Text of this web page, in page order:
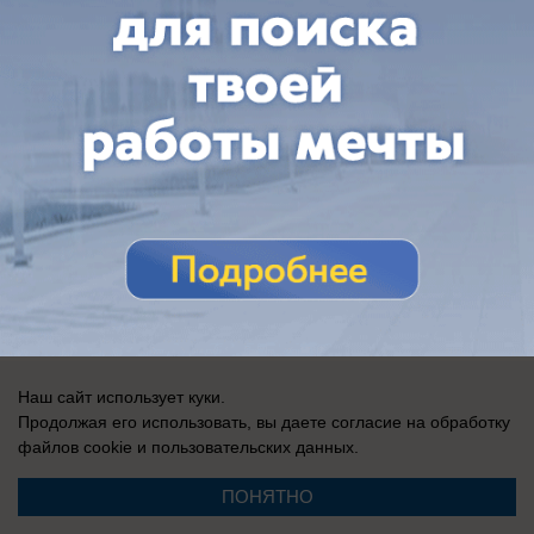
Наш сайт использует куки.
Продолжая его использовать, вы даете согласие на обработку
файлов cookie и пользовательских данных.
ПОНЯТНО